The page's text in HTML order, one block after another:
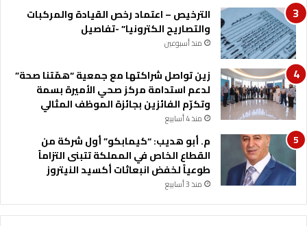
الترخيص – اعتماد رخص القيادة والمركبات
والتصاريح الكترونيا” -تفاصيل
منذ أسبوعين
زين تواصل شراكتها مع جمعية “همّتنا صحة”
لدعم استدامة مركز صحي الأميرة بسمة
وتكرّم الفائزين بجائزة الموظف المثالي
منذ 4 أسابيع
م. أبو هديب: “كيمابكو” أول شركة من
القطاع الخاص في المملكة تتبنى التزاماً
طوعياً لخفض انبعاثات أكسيد النيتروز
منذ 3 أسابيع